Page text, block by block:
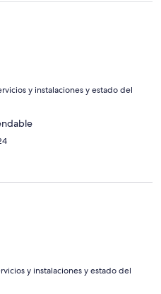
y instalaciones y estado del
y instalaciones y estado del